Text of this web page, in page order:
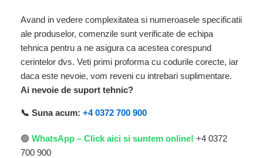
Avand in vedere complexitatea si numeroasele specificatii
ale produselor, comenzile sunt verificate de echipa
tehnica pentru a ne asigura ca acestea corespund
cerintelor dvs. Veti primi proforma cu codurile corecte, iar
daca este nevoie, vom reveni cu intrebari suplimentare.
Ai nevoie de suport tehnic?
📞 Suna acum: +4 0372 700 900
🟢 WhatsApp – Click aici si suntem online! +4 0372
700 900